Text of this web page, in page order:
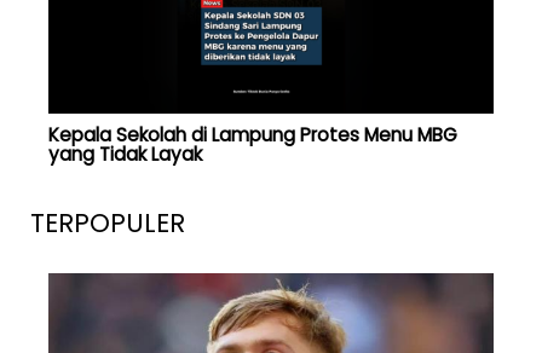
Kepala Sekolah di Lampung Protes Menu MBG
yang Tidak Layak
TERPOPULER